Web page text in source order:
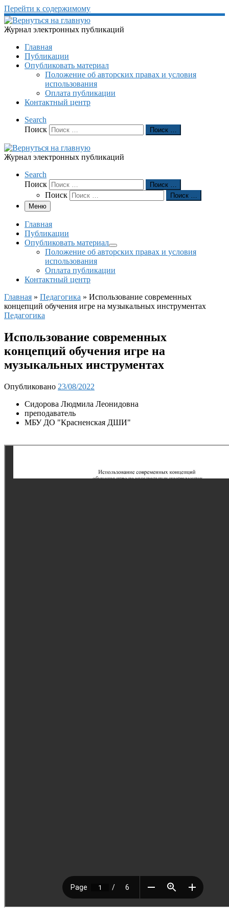
Перейти к содержимому
Журнал электронных публикаций
Главная
Публикации
Опубликовать материал
Положение об авторских правах и условия
использования
Оплата публикации
Контактный центр
Search
Поиск
Поиск …
Журнал электронных публикаций
Search
Поиск
Поиск …
Поиск
Поиск …
Меню
Главная
Публикации
Опубликовать материал
Положение об авторских правах и условия
использования
Оплата публикации
Контактный центр
Главная » Педагогика » Использование современных
концепций обучения игре на музыкальных инструментах
Педагогика
Использование современных
концепций обучения игре на
музыкальных инструментах
Опубликовано 23/08/2022
Сидорова Людмила Леонидовна
преподаватель
МБУ ДО "Красненская ДШИ"